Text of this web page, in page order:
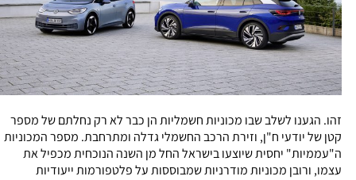
זהו. הגענו לשלב שבו מכוניות חשמליות הן כבר לא רק נחלתם של מספר
קטן של יודעי ח"ן, וזירת הרכב החשמלי גדלה ומתרחבת. מספר המכוניות
ה"עממיות" יחסית שיוצעו בישראל החל מן השנה הנוכחית מכפיל את
עצמו, ורובן מכוניות מודרניות שמבוססות על פלטפורמות ייעודיות